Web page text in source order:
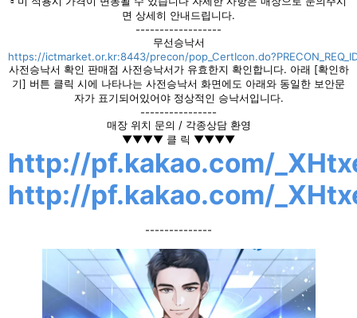
면 상세히 안내드립니다.
------------------
무선승낙서
https://ictmarket.or.kr:8443/precon/
사전승낙서 확인 판매점 사전승낙서가 유효한지 확인합니다. 아래 [확인하
기] 버튼 클릭 시에 나타나는 사전승낙서 화면에도 아래와 동일한 보안문
자가 표기되어있어야 정상적인 승낙서입니다.
----------------
매장 위치 문의 / 각종상담 환영
▼▼▼▼ 클 릭 ▼▼▼▼
http://pf.kakao.com/
http://pf.kakao.com/
--------------